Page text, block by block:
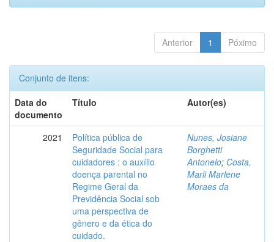
Anterior 1 Póximo
Conjunto de itens:
Data do
documento
Título Autor(es)
2021
Política pública de
Seguridade Social para
cuidadores : o auxílio
doença parental no
Regime Geral da
Previdência Social sob
uma perspectiva de
gênero e da ética do
cuidado.
Nunes, Josiane
Borghetti
Antonelo; Costa,
Marli Marlene
Moraes da